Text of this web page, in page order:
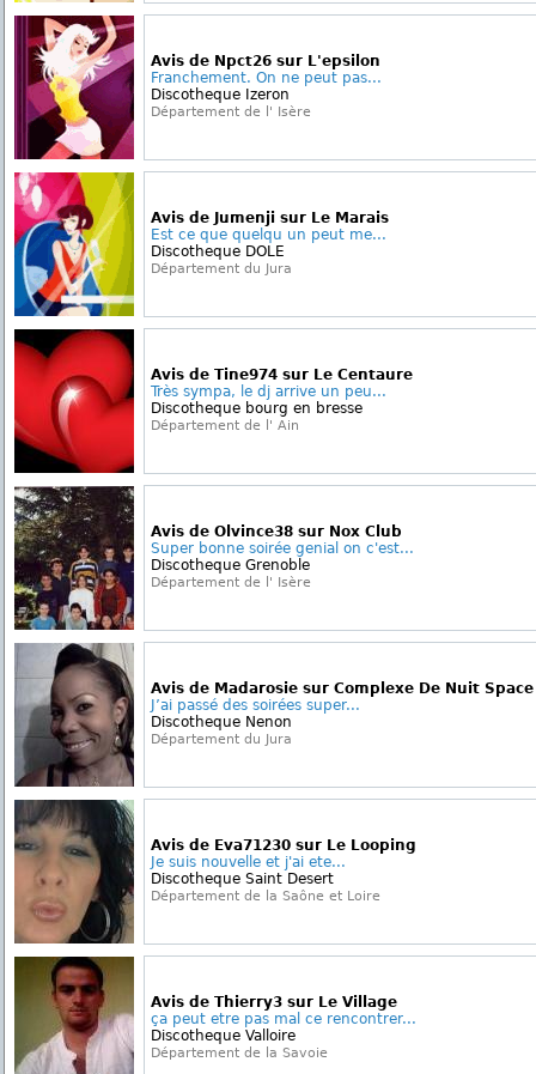
Avis de Npct26 sur L'epsilon
Franchement. On ne peut pas...
Discotheque Izeron
Département de l' Isère
Avis de Jumenji sur Le Marais
Est ce que quelqu un peut me...
Discotheque DOLE
Département du Jura
Avis de Tine974 sur Le Centaure
Très sympa, le dj arrive un peu...
Discotheque bourg en bresse
Département de l' Ain
Avis de Olvince38 sur Nox Club
Super bonne soirée genial on c'est...
Discotheque Grenoble
Département de l' Isère
Avis de Madarosie sur Complexe De Nuit Space
J’ai passé des soirées super...
Discotheque Nenon
Département du Jura
Avis de Eva71230 sur Le Looping
Je suis nouvelle et j'ai ete...
Discotheque Saint Desert
Département de la Saône et Loire
Avis de Thierry3 sur Le Village
ça peut etre pas mal ce rencontrer...
Discotheque Valloire
Département de la Savoie